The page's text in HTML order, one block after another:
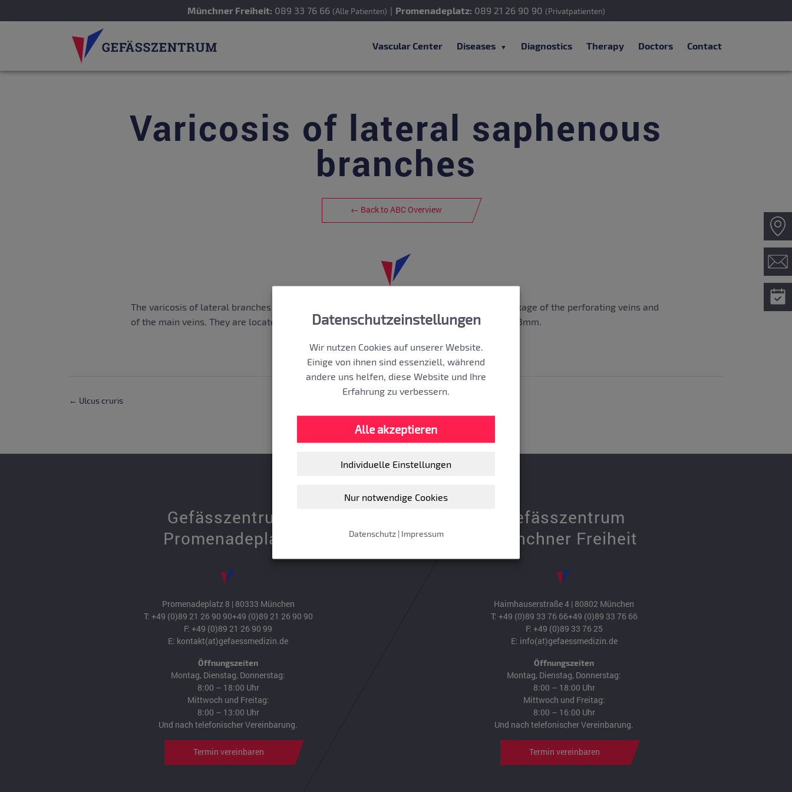
Münchner Freiheit: 089 33 76 66 (Alle Patienten) | Promenadeplatz: 089 21 26 90 90 (Privatpatienten)
Vascular Center Diseases Diagnostics Therapy Doctors Contact
Varicosis of lateral saphenous
branches
← Back to ABC Overview
The varicosis of lateral branches is a varicose that develops frequently because of the leakage of the perforating veins and
of the main veins. They are located at the surface of the skin and have diameter less than 3mm.
← Ulcus cruris
Gefässzentrum
Promenadeplatz
Promenadeplatz 8 | 80333 München
T: +49 (0)89 21 26 90 90+49 (0)89 21 26 90 90
F: +49 (0)89 21 26 90 99
E: kontakt(at)gefaessmedizin.de
Öffnungszeiten
Montag, Dienstag, Donnerstag:
8:00 – 18:00 Uhr
Mittwoch und Freitag:
8:00 – 13:00 Uhr
Und nach telefonischer Vereinbarung.
Termin vereinbaren
Gefässzentrum
Münchner Freiheit
Haimhauserstraße 4 | 80802 München
T: +49 (0)89 33 76 66+49 (0)89 33 76 66
F: +49 (0)89 33 76 25
E: info(at)gefaessmedizin.de
Öffnungszeiten
Montag, Dienstag, Donnerstag:
8:00 – 18:00 Uhr
Mittwoch und Freitag:
8:00 – 16:00 Uhr
Und nach telefonischer Vereinbarung.
Termin vereinbaren
Datenschutzeinstellungen
Wir nutzen Cookies auf unserer Website.
Einige von ihnen sind essenziell, während
andere uns helfen, diese Website und Ihre
Erfahrung zu verbessern.
Alle akzeptieren
Individuelle Einstellungen
Nur notwendige Cookies
Datenschutz | Impressum